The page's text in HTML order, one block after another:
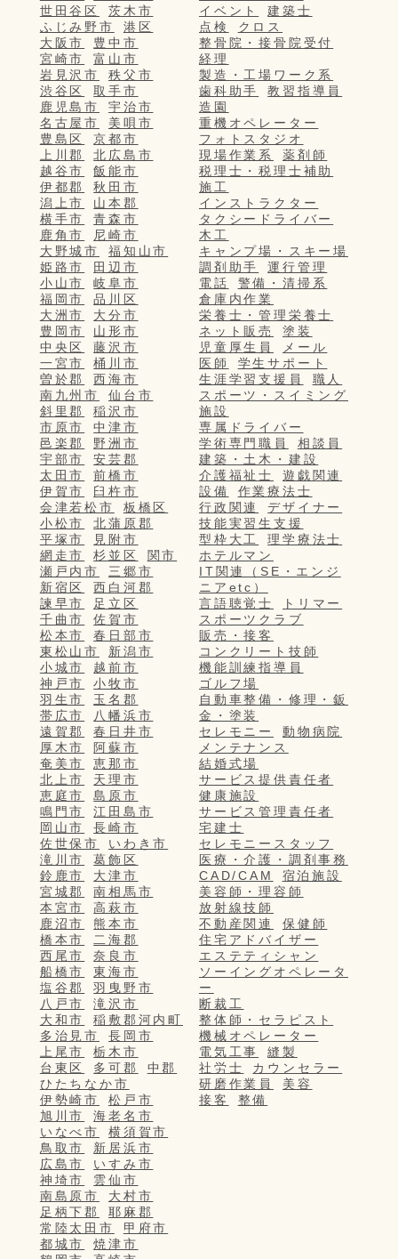
世田谷区
茨木市
ふじみ野市
港区
大阪市
豊中市
宮崎市
富山市
岩見沢市
秩父市
渋谷区
取手市
鹿児島市
宇治市
名古屋市
美唄市
豊島区
京都市
上川郡
北広島市
越谷市
飯能市
伊都郡
秋田市
潟上市
山本郡
横手市
青森市
鹿角市
尼崎市
大野城市
福知山市
姫路市
田辺市
小山市
岐阜市
福岡市
品川区
大洲市
大分市
豊岡市
山形市
中央区
藤沢市
一宮市
桶川市
曽於郡
西海市
南九州市
仙台市
斜里郡
稲沢市
市原市
中津市
邑楽郡
野洲市
宇部市
安芸郡
太田市
前橋市
伊賀市
臼杵市
会津若松市
板橋区
小松市
北蒲原郡
平塚市
見附市
網走市
杉並区
関市
瀬戸内市
三郷市
新宿区
西白河郡
諫早市
足立区
千曲市
佐賀市
松本市
春日部市
東松山市
新潟市
小城市
越前市
神戸市
小牧市
羽生市
玉名郡
帯広市
八幡浜市
遠賀郡
春日井市
厚木市
阿蘇市
奄美市
恵那市
北上市
天理市
恵庭市
島原市
鳴門市
江田島市
岡山市
長崎市
佐世保市
いわき市
滝川市
葛飾区
鈴鹿市
大津市
宮城郡
南相馬市
本宮市
高萩市
鹿沼市
熊本市
橋本市
二海郡
西尾市
奈良市
船橋市
東海市
塩谷郡
羽曳野市
八戸市
滝沢市
大和市
稲敷郡河内町
多治見市
長岡市
上尾市
栃木市
台東区
多可郡
中郡
ひたちなか市
伊勢崎市
松戸市
旭川市
海老名市
いなべ市
横須賀市
鳥取市
新居浜市
広島市
いすみ市
神埼市
雲仙市
南島原市
大村市
足柄下郡
耶麻郡
常陸太田市
甲府市
都城市
焼津市
イベント
建築士
点検
クロス
整骨院・接骨院受付
経理
製造・工場ワーク系
歯科助手
教習指導員
造園
重機オペレーター
フォトスタジオ
現場作業系
薬剤師
税理士・税理士補助
施工
インストラクター
タクシードライバー
木工
キャンプ場・スキー場
調剤助手
運行管理
電話
警備・清掃系
倉庫内作業
栄養士・管理栄養士
ネット販売
塗装
児童厚生員
メール
医師
学生サポート
生涯学習支援員
職人
スポーツ・スイミング
施設
専属ドライバー
学術専門職員
相談員
建築・土木・建設
介護福祉士
遊戯関連
設備
作業療法士
行政関連
デザイナー
技能実習生支援
型枠大工
理学療法士
ホテルマン
IT関連（SE・エンジ
ニアetc）
言語聴覚士
トリマー
スポーツクラブ
販売・接客
コンクリート技師
機能訓練指導員
ゴルフ場
自動車整備・修理・鈑
金・塗装
セレモニー
動物病院
メンテナンス
結婚式場
サービス提供責任者
健康施設
サービス管理責任者
宅建士
セレモニースタッフ
医療・介護・調剤事務
CAD/CAM
宿泊施設
美容師・理容師
放射線技師
不動産関連
保健師
住宅アドバイザー
エステティシャン
ソーイングオペレータ
ー
断裁工
整体師・セラピスト
機械オペレーター
電気工事
縫製
社労士
カウンセラー
研磨作業員
美容
接客
整備